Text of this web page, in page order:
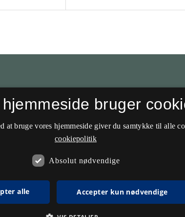
bruger
bruge vores hjemmeside giver du samtykke til alle
cookiepolitik
Absolut nødvendige
alle Accepter kun nødvendige